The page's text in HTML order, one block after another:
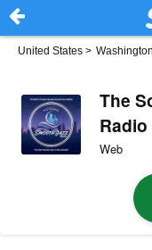
United States > Washington
The
Radio
Web